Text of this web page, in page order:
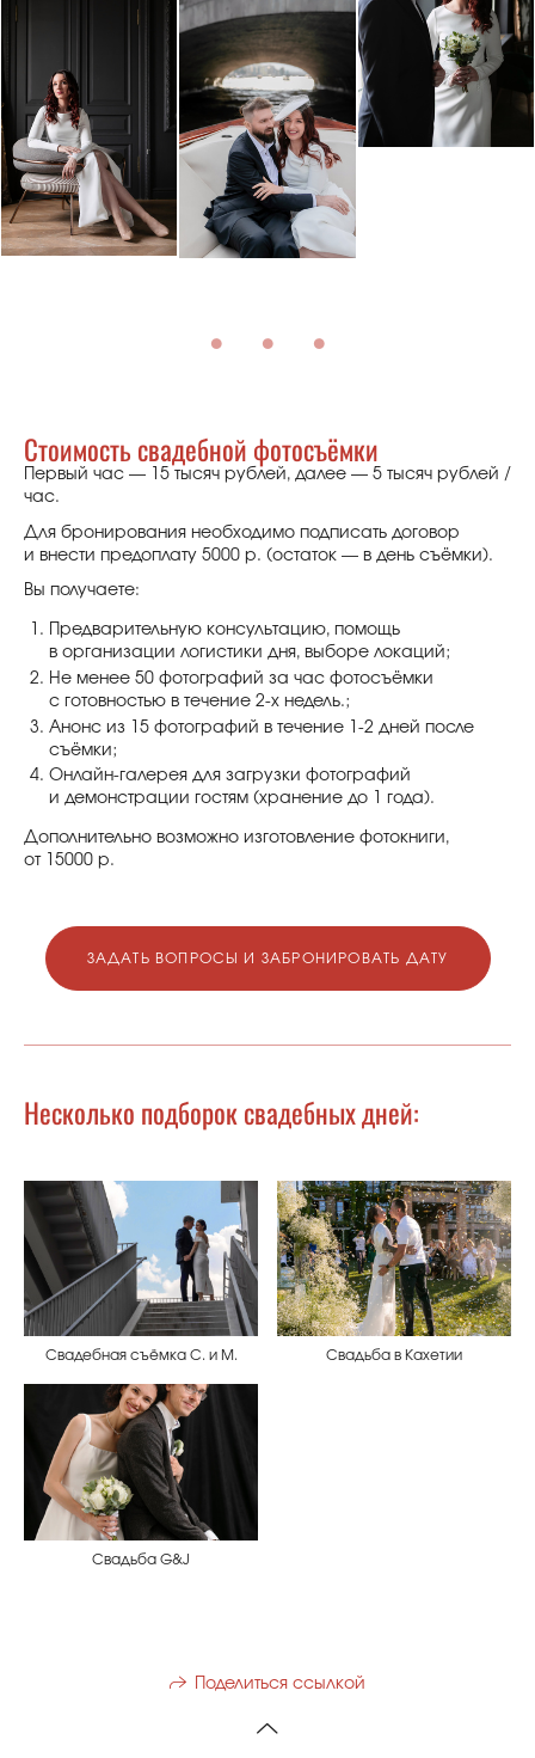
Стоимость свадебной фотосъёмки
Первый час — 15 тысяч рублей, далее — 5 тысяч рублей /
час.
Для бронирования необходимо подписать договор
и внести предоплату 5000 р. (остаток — в день съёмки).
Вы получаете:
Предварительную консультацию, помощь
в организации логистики дня, выборе локаций;
Не менее 50 фотографий за час фотосъёмки
с готовностью в течение 2-х недель.;
Анонс из 15 фотографий в течение 1-2 дней после
съёмки;
Онлайн-галерея для загрузки фотографий
и демонстрации гостям (хранение до 1 года).
Дополнительно возможно изготовление фотокниги,
от 15000 р.
ЗАДАТЬ ВОПРОСЫ И ЗАБРОНИРОВАТЬ ДАТУ
Несколько подборок свадебных дней:
Свадебная съёмка С. и М. Свадьба в Кахетии
Свадьба G&J
Поделиться ссылкой